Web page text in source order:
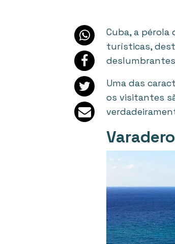
Cuba, a pérola
turísticas,
Uma das
os visitantes